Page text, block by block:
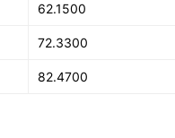
62.1500
72.3300
82.4700